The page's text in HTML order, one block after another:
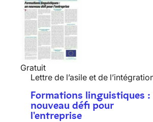
Gratuit
Lettre de l’asile et de
Formations linguistiques :
nouveau défi pour
l'entreprise